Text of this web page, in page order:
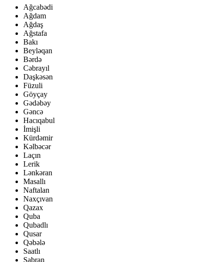
Ağcabədi
Ağdam
Ağdaş
Ağstafa
Bakı
Beyləqan
Bərdə
Cəbrayıl
Daşkəsən
Füzuli
Göyçay
Gədəbəy
Gəncə
Hacıqabul
İmişli
Kürdəmir
Kəlbəcər
Laçın
Lerik
Lənkəran
Masallı
Naftalan
Naxçıvan
Qazax
Quba
Qubadlı
Qusar
Qəbələ
Saatlı
Şabran